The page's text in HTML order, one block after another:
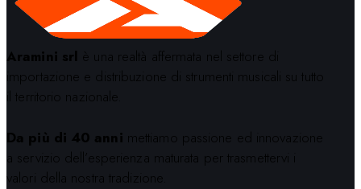
Aramini srl è una realtà affermata nel settore di
importazione e distribuzione di strumenti musicali su tutto
il territorio nazionale.
Da più di 40 anni mettiamo passione ed innovazione
a servizio dell’esperienza maturata per trasmettervi i
valori della nostra tradizione.